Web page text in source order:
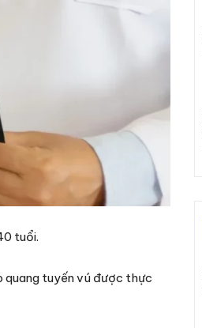
tuổi.
quang tuyến vú được thực